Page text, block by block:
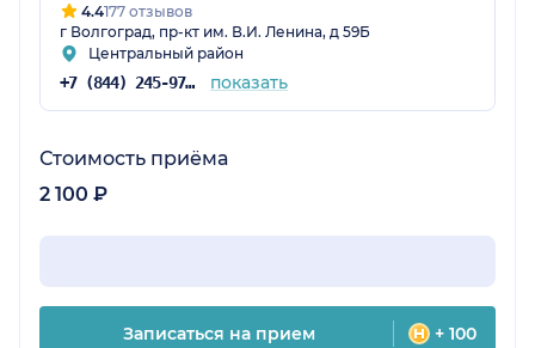
4.4177 отзывов
г Волгоград, пр-кт им. В.И. Ленина, д 59Б
Центральный район
+7 (844) 245-97-65 показать
Стоимость приёма
2 100 ₽
Записаться на прием + 100